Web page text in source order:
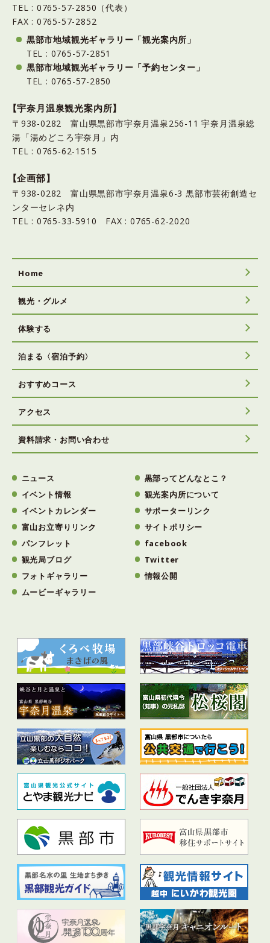
TEL : 0765-57-2850（代表）
FAX : 0765-57-2852
黒部市地域観光ギャラリー「観光案内所」
TEL : 0765-57-2851
黒部市地域観光ギャラリー「予約センター」
TEL : 0765-57-2850
【宇奈月温泉観光案内所】
〒938-0282 富山県黒部市宇奈月温泉256-11 宇奈月温泉総
湯「湯めどころ宇奈月」内
TEL : 0765-62-1515
【企画部】
〒938-0282 富山県黒部市宇奈月温泉6-3 黒部市芸術創造セ
ンターセレネ内
TEL : 0765-33-5910 FAX : 0765-62-2020
Home
観光・グルメ
体験する
泊まる〈宿泊予約〉
おすすめコース
アクセス
資料請求・お問い合わせ
ニュース
イベント情報
イベントカレンダー
富山お立寄りリンク
パンフレット
観光局ブログ
フォトギャラリー
ムービーギャラリー
黒部ってどんなとこ？
観光案内所について
サポーターリンク
サイトポリシー
facebook
Twitter
情報公開